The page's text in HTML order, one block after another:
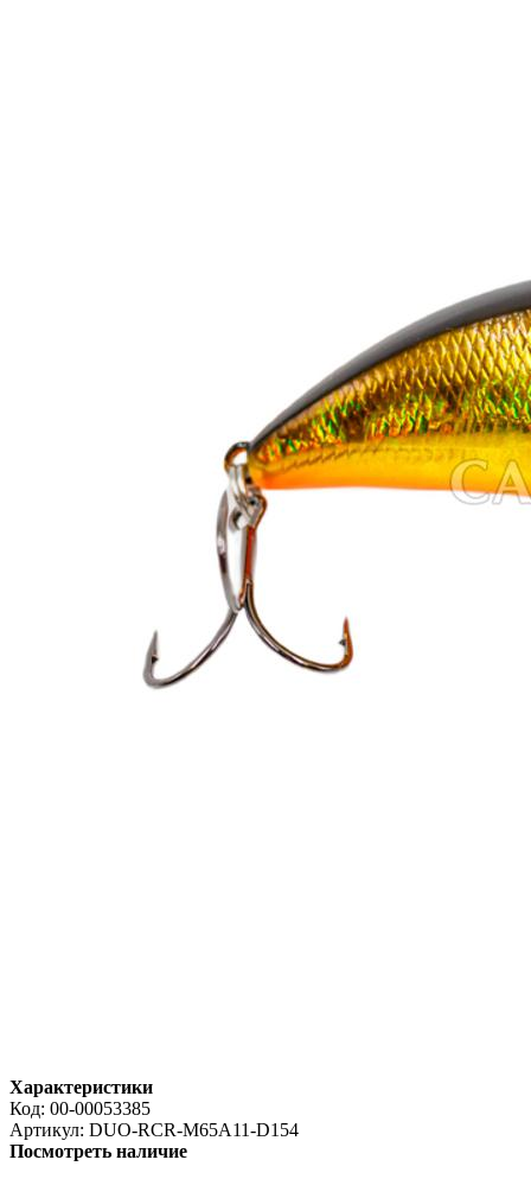
Характеристики
Код: 00-00053385
Артикул: DUO-RCR-M65A11-D154
Посмотреть наличие